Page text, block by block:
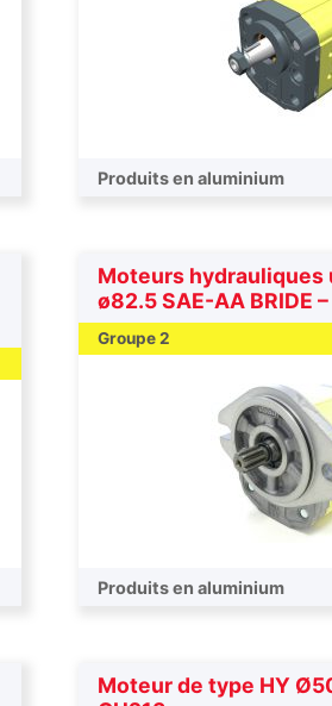
Produits en aluminium
Moteurs
ø82.5 SAE-AA BRIDE
Groupe 2
Produits en aluminium
Moteur de type HY